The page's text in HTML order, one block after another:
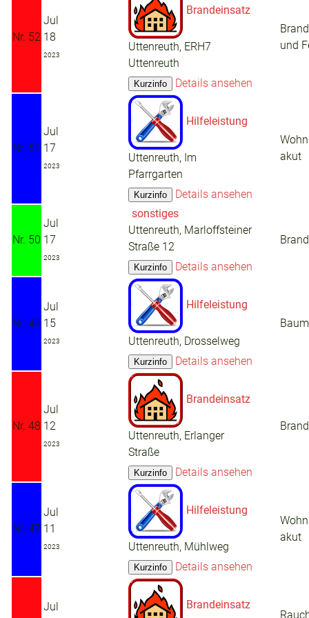
Nr. 52
Jul
18
2023
Brandeinsatz
Uttenreuth, ERH7
Uttenreuth
Details ansehen
und
Nr. 51
Jul
17
2023
Hilfeleistung
Uttenreuth, Im
Pfarrgarten
Details ansehen
akut
Nr. 50
Jul
17
2023
sonstiges
Uttenreuth, Marloffsteiner
Straße 12
Details ansehen
Nr. 49
Jul
15
2023
Hilfeleistung
Uttenreuth, Drosselweg
Details ansehen
Nr. 48
Jul
12
2023
Brandeinsatz
Uttenreuth, Erlanger
Straße
Details ansehen
Nr. 47
Jul
11
2023
Hilfeleistung
Uttenreuth, Mühlweg
Details ansehen
akut
Jul
Brandeinsatz